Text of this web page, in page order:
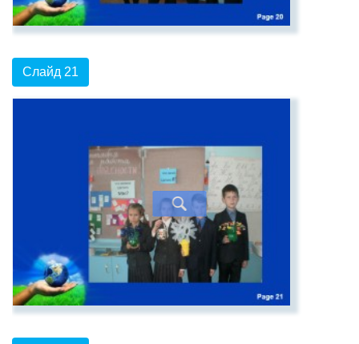
Слайд 21